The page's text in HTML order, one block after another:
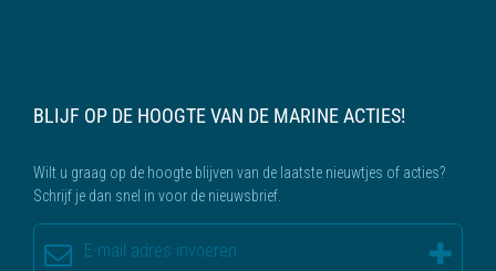
BLIJF OP DE HOOGTE VAN DE MARINE ACTIES!
Wilt u graag op de hoogte blijven van de laatste nieuwtjes of acties?
Schrijf je dan snel in voor de nieuwsbrief.